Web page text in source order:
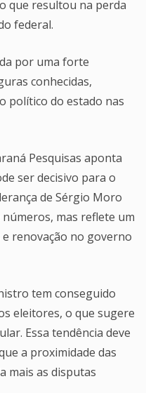
que resultou na perda
federal.
por uma forte
conhecidas,
político do estado nas
Pesquisas aponta
ser decisivo para o
de Sérgio Moro
mas reflete um
renovação no governo
tem conseguido
eleitores, o que sugere
Essa tendência deve
a proximidade das
mais as disputas